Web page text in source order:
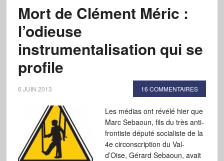
Mort de Clément Méric :
l’odieuse
instrumentalisation qui se
profile
6 JUIN 2013 16 COMMENTAIRES
Les médias ont révélé hier que
Marc Sebaoun, fils du très anti-
frontiste député socialiste de la
4e circonscription du Val-
d’Oise, Gérard Sebaoun, avait